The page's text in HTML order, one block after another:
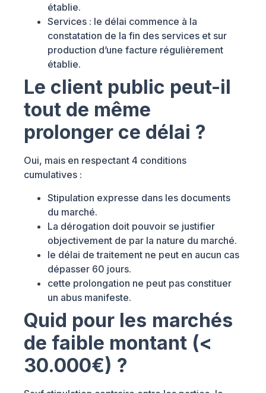
établie.
Services : le délai commence à la
constatation de la fin des services et sur
production d’une facture régulièrement
établie.
Le client public peut-il
tout de même
prolonger ce délai ?
Oui, mais en respectant 4 conditions
cumulatives :
Stipulation expresse dans les documents
du marché.
La dérogation doit pouvoir se justifier
objectivement de par la nature du marché.
le délai de traitement ne peut en aucun cas
dépasser 60 jours.
cette prolongation ne peut pas constituer
un abus manifeste.
Quid pour les marchés
de faible montant (<
30.000€) ?